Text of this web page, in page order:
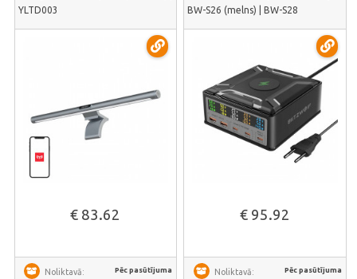
YLTD003
€ 83.62
Noliktavā: Pēc pasūtījuma
BW-S26 (melns) | BW-S28
€ 95.92
Noliktavā: Pēc pasūtījuma